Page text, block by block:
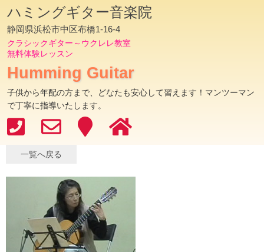
ハミングギター音楽院
静岡県浜松市中区布橋1-16-4
クラシックギター～ウクレレ教室
無料体験レッスン
Humming Guitar
子供から年配の方まで、どなたも安心して習えます！マンツーマン
で丁寧に指導いたします。
一覧へ戻る